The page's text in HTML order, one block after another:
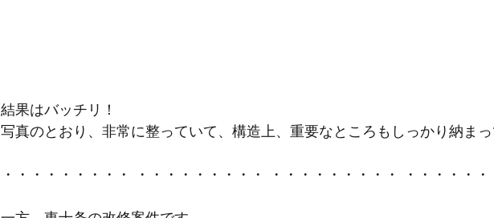
結果はバッチリ！
写真のとおり、非常に整っていて、構造上、重要なところもしっかり納まっ
・・・・・・・・・ ・・・・・・・・・ ・・・・・・・・・ ・・・・・・